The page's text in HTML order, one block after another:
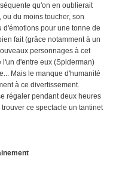
qu'on en oublierait
du moins toucher, son
d'émotions pour une tonne de
fait (grâce notamment à un
personnages à cet
d'entre eux (Spiderman)
Mais le manque d'humanité
à ce divertissement.
régaler pendant deux heures
ce spectacle un tantinet